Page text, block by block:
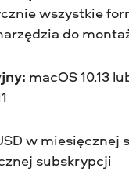
wszystkie
do
macOS 10.13
w miesięcznej
subskrypcji